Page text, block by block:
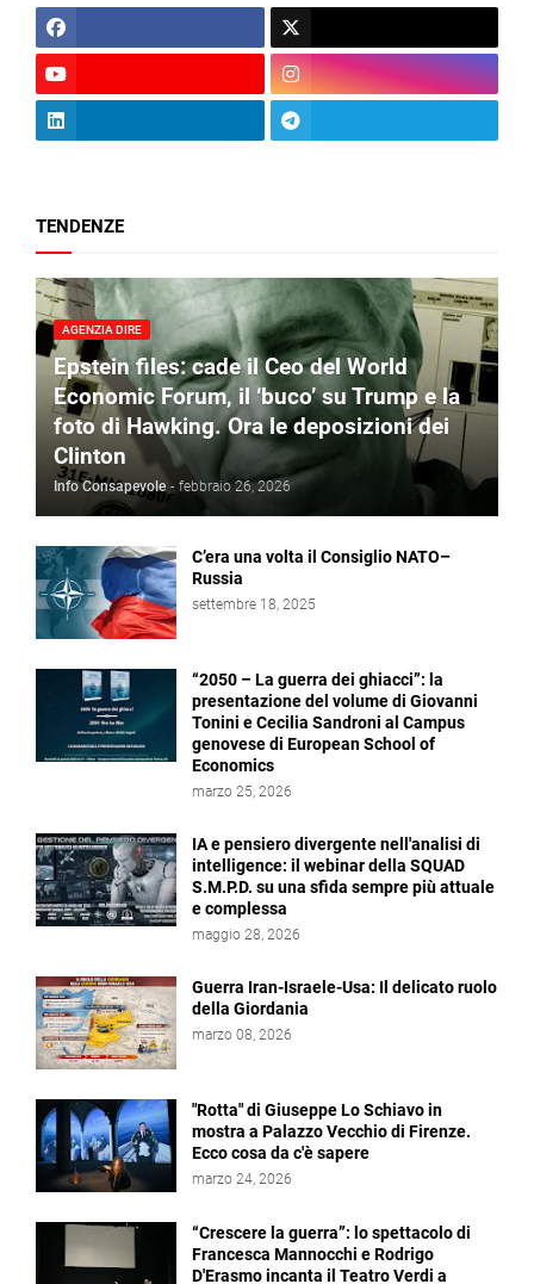
TENDENZE
AGENZIA DIRE
Epstein files: cade il Ceo del World
Economic Forum, il ‘buco’ su Trump e la
foto di Hawking. Ora le deposizioni dei
Clinton
Info Consapevole - febbraio 26, 2026
C’era una volta il Consiglio NATO–
Russia
settembre 18, 2025
“2050 – La guerra dei ghiacci”: la
presentazione del volume di Giovanni
Tonini e Cecilia Sandroni al Campus
genovese di European School of
Economics
marzo 25, 2026
IA e pensiero divergente nell'analisi di
intelligence: il webinar della SQUAD
S.M.P.D. su una sfida sempre più attuale
e complessa
maggio 28, 2026
Guerra Iran-Israele-Usa: Il delicato ruolo
della Giordania
marzo 08, 2026
"Rotta" di Giuseppe Lo Schiavo in
mostra a Palazzo Vecchio di Firenze.
Ecco cosa da c'è sapere
marzo 24, 2026
“Crescere la guerra”: lo spettacolo di
Francesca Mannocchi e Rodrigo
D'Erasmo incanta il Teatro Verdi a